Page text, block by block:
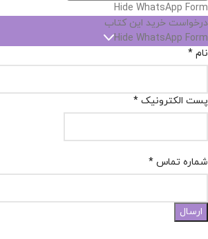
Hide WhatsApp Form
درخواست خرید این کتاب
Hide WhatsApp Form
نام *
پست الکترونیک *
شماره تماس *
ارسال